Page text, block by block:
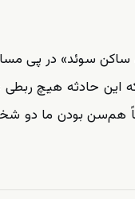
سوئد» در پی
می‌شود که این حادثه هیچ
هم‌سن بودن ما دو